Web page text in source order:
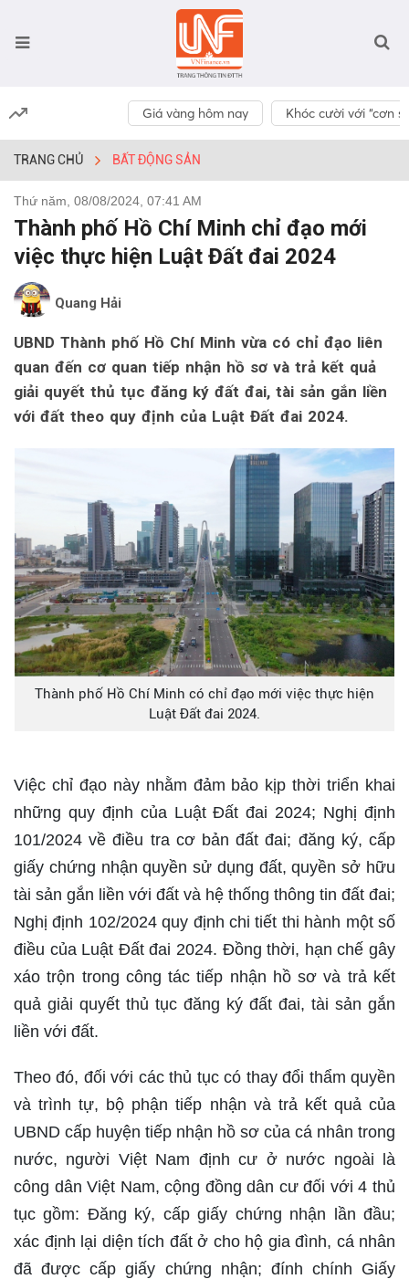
Giá vàng hôm nay Khóc cười với “cơn
TRANG CHỦ BẤT ĐỘNG SẢN
Thứ năm, 08/08/2024, 07:41 AM
Thành phố Hồ Chí Minh chỉ đạo mới
việc thực hiện Luật Đất đai 2024
Quang Hải
UBND Thành phố Hồ Chí Minh vừa có chỉ đạo liên
quan đến cơ quan tiếp nhận hồ sơ và trả kết quả
giải quyết thủ tục đăng ký đất đai, tài sản gắn liền
với đất theo quy định của Luật Đất đai 2024.
Thành phố Hồ Chí Minh có chỉ đạo mới việc thực hiện
Luật Đất đai 2024.
Việc chỉ đạo này nhằm đảm bảo kịp thời triển khai
những quy định của Luật Đất đai 2024; Nghị định
101/2024 về điều tra cơ bản đất đai; đăng ký, cấp
giấy chứng nhận quyền sử dụng đất, quyền sở hữu
tài sản gắn liền với đất và hệ thống thông tin đất đai;
Nghị định 102/2024 quy định chi tiết thi hành một số
điều của Luật Đất đai 2024. Đồng thời, hạn chế gây
xáo trộn trong công tác tiếp nhận hồ sơ và trả kết
quả giải quyết thủ tục đăng ký đất đai, tài sản gắn
liền với đất.
Theo đó, đối với các thủ tục có thay đổi thẩm quyền
và trình tự, bộ phận tiếp nhận và trả kết quả của
UBND cấp huyện tiếp nhận hồ sơ của cá nhân trong
nước, người Việt Nam định cư ở nước ngoài là
công dân Việt Nam, cộng đồng dân cư đối với 4 thủ
tục gồm: Đăng ký, cấp giấy chứng nhận lần đầu;
xác định lại diện tích đất ở cho hộ gia đình, cá nhân
đã được cấp giấy chứng nhận; đính chính Giấy